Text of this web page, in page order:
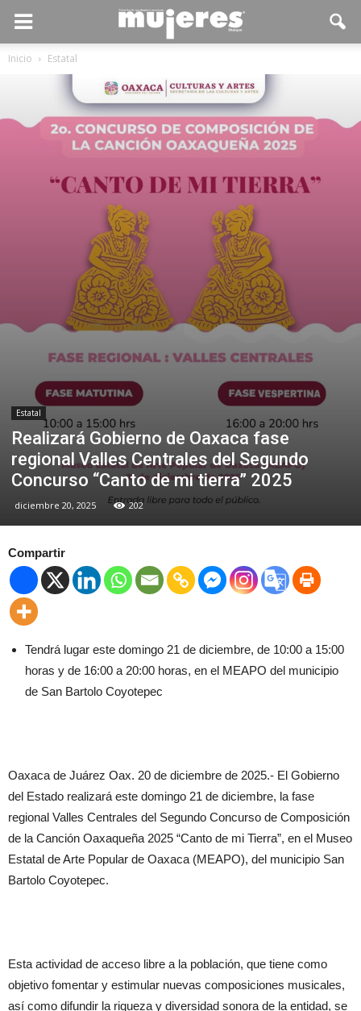
Inicio Estatal
Estatal
Realizará Gobierno de Oaxaca fase
regional Valles Centrales del Segundo
Concurso “Canto de mi tierra” 2025
diciembre 20, 2025 202
Compartir
Tendrá lugar este domingo 21 de diciembre, de 10:00 a 15:00
horas y de 16:00 a 20:00 horas, en el MEAPO del municipio
de San Bartolo Coyotepec
Oaxaca de Juárez Oax. 20 de diciembre de 2025.- El Gobierno
del Estado realizará este domingo 21 de diciembre, la fase
regional Valles Centrales del Segundo Concurso de Composición
de la Canción Oaxaqueña 2025 “Canto de mi Tierra”, en el Museo
Estatal de Arte Popular de Oaxaca (MEAPO), del municipio San
Bartolo Coyotepec.
Esta actividad de acceso libre a la población, que tiene como
objetivo fomentar y estimular nuevas composiciones musicales,
así como difundir la riqueza y diversidad sonora de la entidad, se